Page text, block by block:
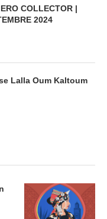
COLLECTOR |
2024
Lalla Oum Kaltoum